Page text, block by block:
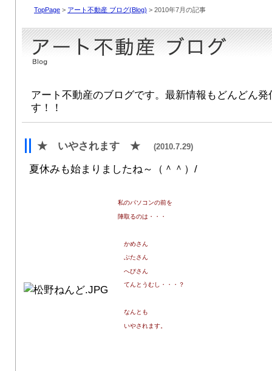
TopPage > アート不動産 ブログ(Blog) > 2010年7月の記事
アート不動産のブログです。最新情報もどんどん発
す！！
★ いやされます ★ (2010.7.29)
夏休みも始まりましたね～（＾＾）/
私のパソコンの前を
陣取るのは・・・
かめさん
ぶたさん
へびさん
てんとうむし・・・？
なんとも
いやされます。